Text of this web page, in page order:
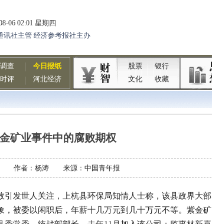
矿业事件中的腐败期权
作者：杨涛 来源：中国青年报
发世人关注，上杭县环保局知情人士称，该县政界大部
，被委以闲职后，年薪十几万元到几十万元不等。紫金矿